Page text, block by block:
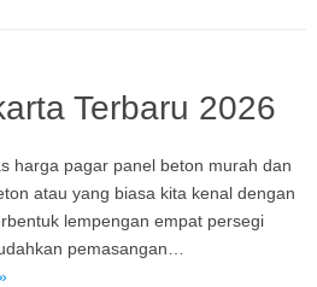
Terbaru 2026
harga pagar panel beton murah dan
atau yang biasa kita kenal dengan
lempengan empat persegi
pemasangan…